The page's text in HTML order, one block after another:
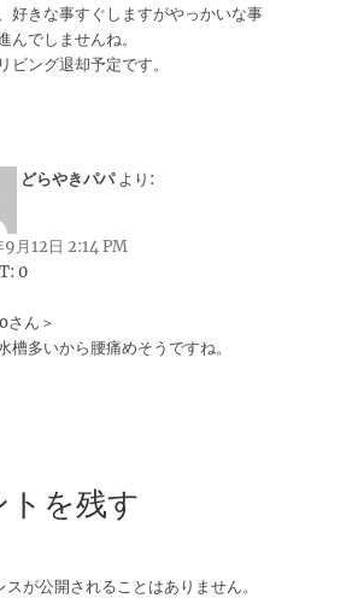
好きな事すぐしますがやっかいな事
んでしませんね。
ビング退却予定です。
どらやきパパ より:
月12日 2:14 PM
0
ん＞
槽多いから腰痛めそうですね。
トを残す
スが公開されることはありません。